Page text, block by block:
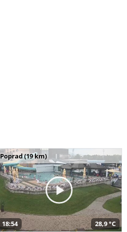
Poprad (19 km)
18:54 28,9 °C